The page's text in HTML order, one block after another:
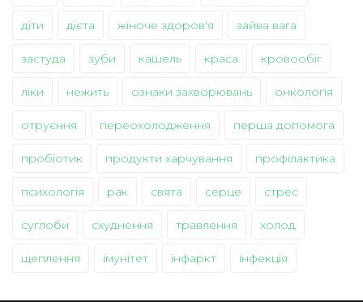
діти дієта жіноче здоров'я зайва вага
застуда зуби кашель краса кровообіг
ліки нежить ознаки захворювань онкологія
отруєння переохолодження перша допомога
пробіотик продукти харчування профілактика
психологія рак свята серце стрес
суглоби схуднення травлення холод
щеплення імунітет інфаркт інфекція